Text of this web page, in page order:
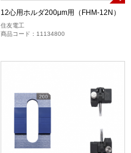
12心用ホルダ200μm用（FHM-12N）
住友電工
商品コード：11134800